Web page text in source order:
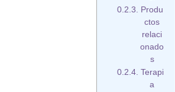
Produ
ctos
relaci
onado
s
Terapi
a